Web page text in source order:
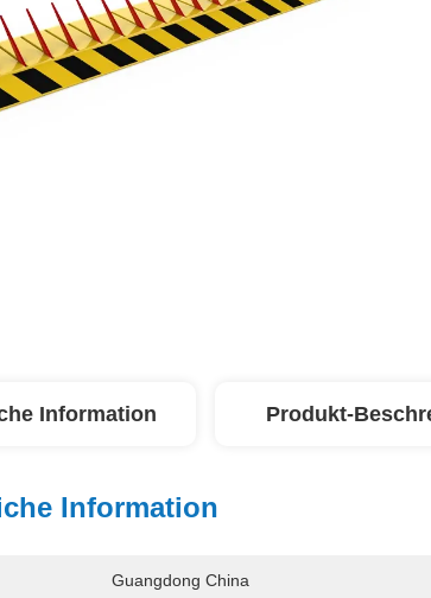
Information Produkt-
Information
Guangdong China